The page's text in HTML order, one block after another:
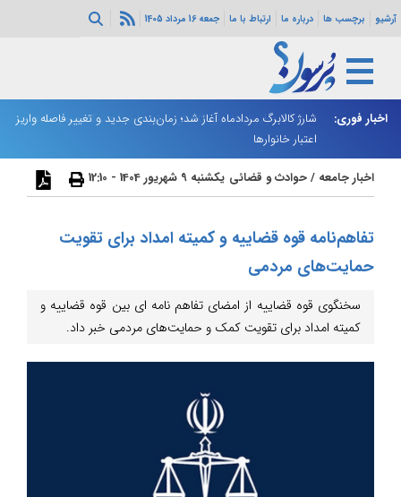
آرشیو برچسب ها درباره ما ارتباط با ما جمعه 16 مرداد 1405
اخبار فوری:
هرمز ادامه
شارژ کالابرگ مردادماه آغاز شد؛ زمان‌بندی جدید و تغییر فاصله واریز
اعتبار خانوارها
اخبار جامعه /حوادث و قضائی یکشنبه 9 شهریور 1404 - 12:10
تفاهم‌نامه قوه قضاییه و کمیته امداد برای تقویت
حمایت‌های مردمی
سخنگوی قوه قضاییه از امضای تفاهم نامه ای بین قوه قضاییه و
کمیته امداد برای تقویت کمک و حمایت‌های مردمی خبر داد.